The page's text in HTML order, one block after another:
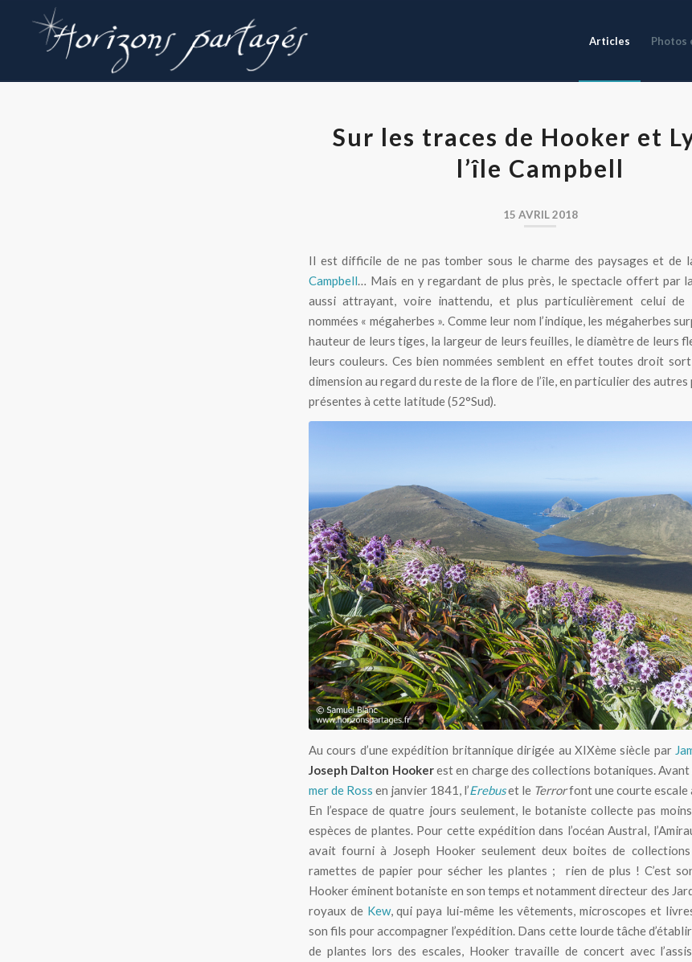
Articles Photos
Sur les traces de Hooker et
l’île Campbell
15 AVRIL 2018
Il est difficile de ne pas tomber sous le charme des paysages et de
Campbell… Mais en y regardant de plus près, le spectacle offert par
aussi attrayant, voire inattendu, et plus particulièrement celui de
nommées « mégaherbes ». Comme leur nom l’indique, les mégaherbes
hauteur de leurs tiges, la largeur de leurs feuilles, le diamètre de leurs
leurs couleurs. Ces bien nommées semblent en effet toutes droit
dimension au regard du reste de la flore de l’île, en particulier des
présentes à cette latitude (52°Sud).
Pleurophyllum speciosum à l’île Campbell
Au cours d’une expédition britannique dirigée au XIXème siècle par
Joseph Dalton Hookerest en charge des collections botaniques.
mer de Ross en janvier 1841, l’Erebuset le Terrorfont une courte escale
En l’espace de quatre jours seulement, le botaniste collecte pas
espèces de plantes. Pour cette expédition dans l’océan Austral,
avait fourni à Joseph Hooker seulement deux boites de
ramettes de papier pour sécher les plantes ; rien de plus ! C’est
Hooker éminent botaniste en son temps et notamment directeur des
royaux de Kew, qui paya lui-même les vêtements, microscopes et
son fils pour accompagner l’expédition. Dans cette lourde tâche
de plantes lors des escales, Hooker travaille de concert avec